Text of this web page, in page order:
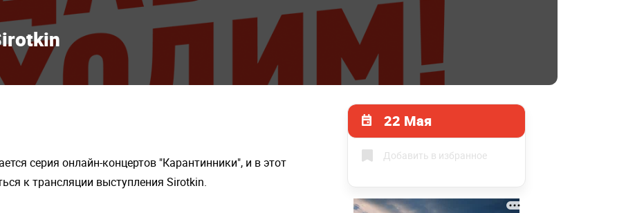
22 Мая
Добавить в избранное
серия онлайн-концертов "Карантинники", и в этот
к трансляции выступления Sirotkin.